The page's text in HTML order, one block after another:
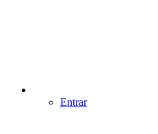
Entrar